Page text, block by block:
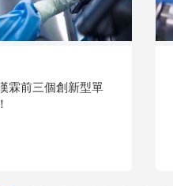
霖前三個創新型單